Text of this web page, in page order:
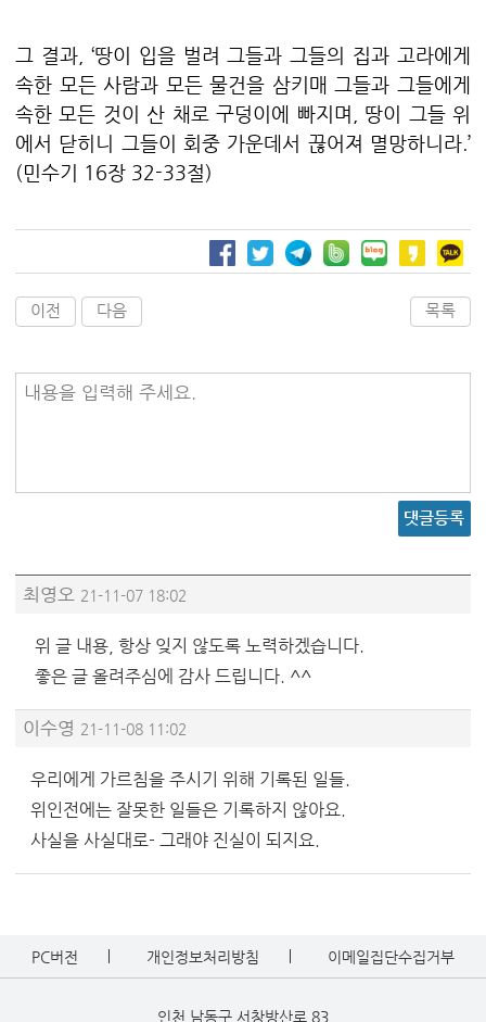
그 결과, ‘땅이 입을 벌려 그들과 그들의 집과 고라에게
속한 모든 사람과 모든 물건을 삼키매 그들과 그들에게
속한 모든 것이 산 채로 구덩이에 빠지며
땅이 그들 위
에서 닫히니 그들이 회중 가운데서 끊어져 멸망하니라 .’
(민수기 16장 32-33절)
이전 다음 목록
내용을 입력해 주세요.
댓글등록
최영오 21-11-07 18:02
위 글 내용, 항상 잊지 않도록 노력하겠습니다.
좋은 글 올려주심에 감사 드립니다. ^^
이수영 21-11-08 11:02
우리에게 가르침을 주시기 위해 기록된 일들.
위인전에는 잘못한 일들은 기록하지 않아요.
사실을 사실대로- 그래야 진실이 되지요.
PC버전 개인정보처리방침 이메일집단수집거부
인천 남동구 서창방산로 83